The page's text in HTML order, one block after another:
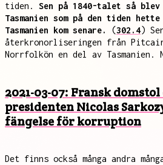
tiden. Sen på 1840-talet så
Tasmanien som på den tiden
Tasmanien kom senare.
(302.4)
återkronorliseringen från
Norrfolkön en del av Tasmanien.
2021-03-07: Fransk
presidenten Nicolas
fängelse för korruption
Det finns också många andra